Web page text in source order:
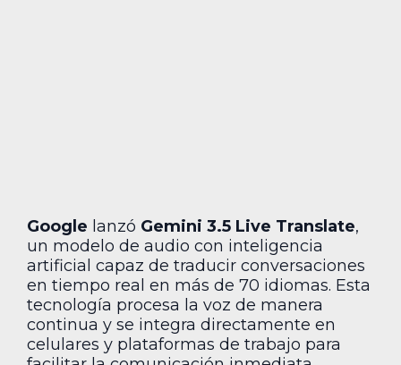
Google lanzó Gemini 3.5 Live Translate,
un modelo de audio con inteligencia
artificial capaz de traducir conversaciones
en tiempo real en más de 70 idiomas. Esta
tecnología procesa la voz de manera
continua y se integra directamente en
celulares y plataformas de trabajo para